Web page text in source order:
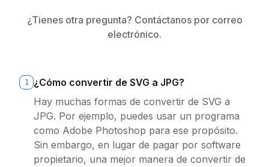
¿Tienes otra pregunta? Contáctanos por correo
electrónico.
1
¿Cómo convertir de SVG a JPG?
Hay muchas formas de convertir de SVG a
JPG. Por ejemplo, puedes usar un programa
como Adobe Photoshop para ese propósito.
Sin embargo, en lugar de pagar por software
propietario, una mejor manera de convertir de